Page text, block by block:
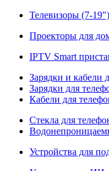
Телевизоры (7-19")
Проекторы для
IPTV Smart
Зарядки и кабели
Зарядки для
Кабели для
Стекла для
Устройства для